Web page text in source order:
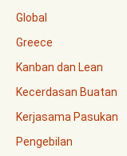
Global
Greece
Kanban dan Lean
Kecerdasan Buatan
Kerjasama Pasukan
Pengebilan